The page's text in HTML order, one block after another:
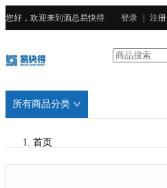
您好，欢迎来到酒总易快得 登录 注册
所有商品分类
首页